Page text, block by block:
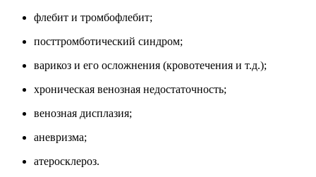
флебит и тромбофлебит;
посттромботический синдром;
варикоз и его осложнения (кровотечения и т.д.);
хроническая венозная недостаточность;
венозная дисплазия;
аневризма;
атеросклероз.